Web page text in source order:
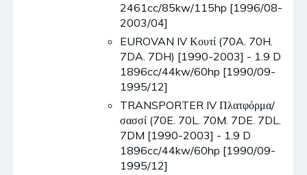
2461cc/85kw/115hp [1996/08-
2003/04]
EUROVAN IV Κουτί (70A. 70H.
7DA. 7DH) [1990-2003] - 1.9 D
1896cc/44kw/60hp [1990/09-
1995/12]
TRANSPORTER IV Πλατφόρμα/
σασσί (70E. 70L. 70M. 7DE. 7DL.
7DM [1990-2003] - 1.9 D
1896cc/44kw/60hp [1990/09-
1995/12]